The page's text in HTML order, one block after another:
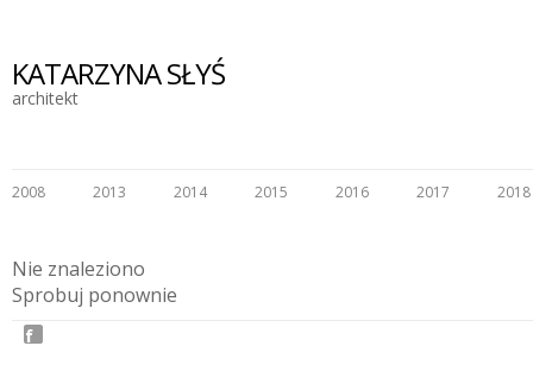
KATARZYNA SŁYŚ
architekt
2008 2013 2014 2015 2016 2017 2018
Nie znaleziono
Sprobuj ponownie